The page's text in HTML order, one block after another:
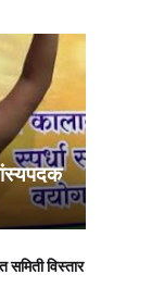
समिती विस्तार